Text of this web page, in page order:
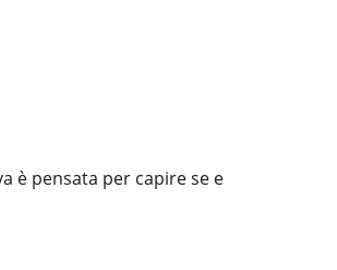
è pensata per capire se e